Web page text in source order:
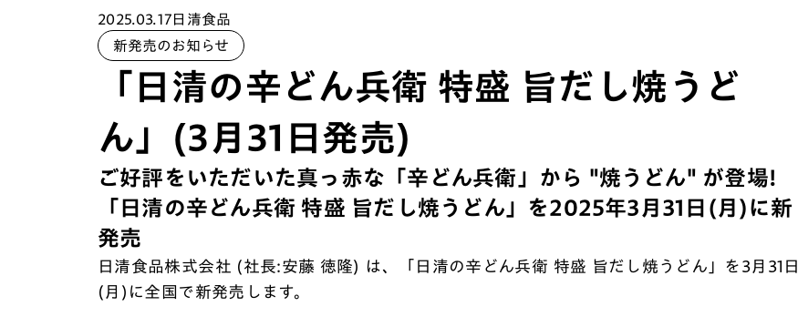
2025.03.17日清食品
新発売のお知らせ
「日清の辛どん兵衛 特盛 旨だし焼うど
ん」(3月31日発売)
ご好評をいただいた真っ赤な「辛どん兵衛」から "焼うどん" が登場!
「日清の辛どん兵衛 特盛 旨だし焼うどん」を2025年3月31日(月)に新
発売
日清食品株式会社 (社長:安藤 徳隆) は、「日清の辛どん兵衛 特盛 旨だし焼うどん」を3月31日
(月)に全国で新発売します。